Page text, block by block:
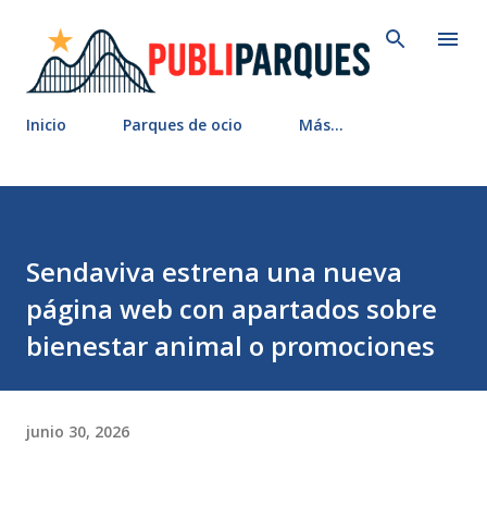
Inicio Parques de ocio Más…
Sendaviva estrena una nueva
página web con apartados sobre
bienestar animal o promociones
junio 30, 2026